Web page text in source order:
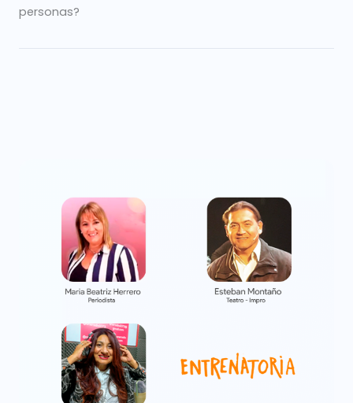
personas?